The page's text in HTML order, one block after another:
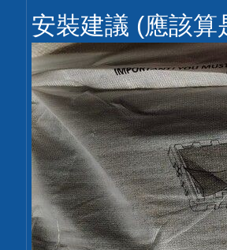
安裝建議 (應該算